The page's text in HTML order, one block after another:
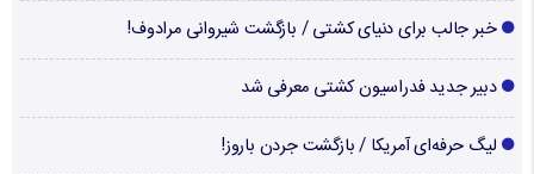
خبر جالب برای دنیای کشتی / بازگشت شیروانی مرادوف!
دبیر جدید فدراسیون کشتی معرفی شد
لیگ حرفه‌ای آمریکا / بازگشت جردن باروز!